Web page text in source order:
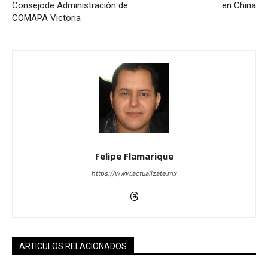
Consejode Administración de
COMAPA Victoria
en China
Felipe Flamarique
https://www.actualizate.mx
ARTICULOS RELACIONADOS